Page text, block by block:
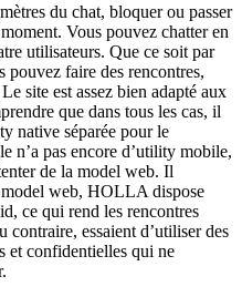
du chat, bloquer ou passer
Vous pouvez chatter en
utilisateurs. Que ce soit par
pouvez faire des rencontres,
site est assez bien adapté aux
que dans tous les cas, il
native séparée pour le
n’a pas encore d’utility mobile,
de la model web. Il
model web, HOLLA dispose
ce qui rend les rencontres
contraire, essaient d’utiliser des
et confidentielles qui ne